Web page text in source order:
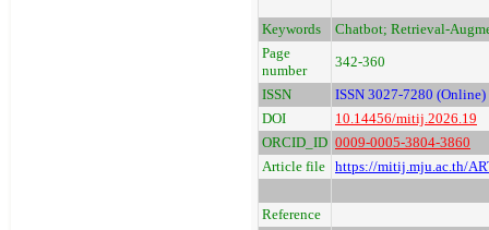
Keywords
Chatbot; Retrieval-
Page
number
342-360
ISSN
ISSN 3027-7280 (Online)
DOI
10.14456/mitij.2026.19
ORCID_ID 0009-0005-3804-3860
Article file https://mitij.mju.ac.th/
Reference